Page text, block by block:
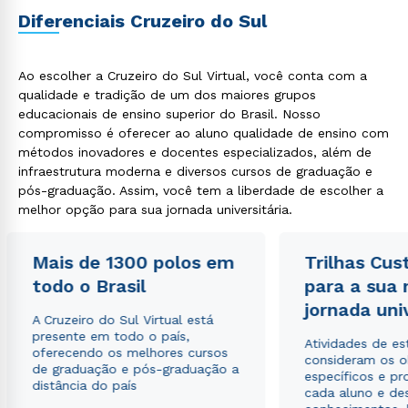
Diferenciais Cruzeiro do Sul
Ao escolher a Cruzeiro do Sul Virtual, você conta com a
qualidade e tradição de um dos maiores grupos
educacionais de ensino superior do Brasil. Nosso
compromisso é oferecer ao aluno qualidade de ensino com
métodos inovadores e docentes especializados, além de
infraestrutura moderna e diversos cursos de graduação e
pós-graduação. Assim, você tem a liberdade de escolher a
melhor opção para sua jornada universitária.
Mais de 1300 polos em
todo o Brasil
A Cruzeiro do Sul Virtual está
presente em todo o país,
oferecendo os melhores cursos
de graduação e pós-graduação a
distância do país
Trilhas
para a sua
jornada
Atividades de
consideram os
específicos e
cada aluno e
Estou de acordo com a Política de Privacidade.
autorizo que meus dados sejam utilizados para o
envio de conteúdos da Cruzeiro do Sul.